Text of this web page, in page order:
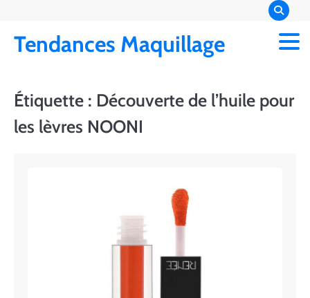
content
Tendances Maquillage
Étiquette : Découverte de l’huile pour
les lèvres NOONI